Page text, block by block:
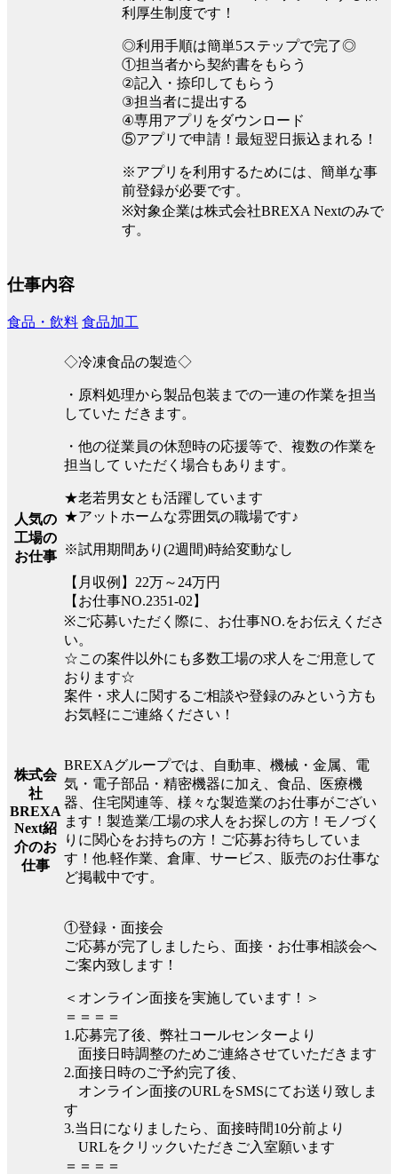
利厚生制度です！
◎利用手順は簡単5ステップで完了◎
①担当者から契約書をもらう
②記入・捺印してもらう
③担当者に提出する
④専用アプリをダウンロード
⑤アプリで申請！最短翌日振込まれる！
※アプリを利用するためには、簡単な事
前登録が必要です。
※対象企業は株式会社BREXA Nextのみで
す。
仕事内容
食品・飲料 食品加工
人気の
工場の
お仕事
◇冷凍食品の製造◇
・原料処理から製品包装までの一連の作業を担当
していた だきます。
・他の従業員の休憩時の応援等で、複数の作業を
担当して いただく場合もあります。
★老若男女とも活躍しています
★アットホームな雰囲気の職場です♪
※試用期間あり(2週間)時給変動なし
【月収例】22万～24万円
【お仕事NO.2351-02】
※ご応募いただく際に、お仕事NO.をお伝えくださ
い。
☆この案件以外にも多数工場の求人をご用意して
おります☆
案件・求人に関するご相談や登録のみという方も
お気軽にご連絡ください！
株式会
社
BREXA
Next紹
介のお
仕事
BREXAグループでは、自動車、機械・金属、電
気・電子部品・精密機器に加え、食品、医療機
器、住宅関連等、様々な製造業のお仕事がござい
ます！製造業/工場の求人をお探しの方！モノづく
りに関心をお持ちの方！ご応募お待ちしていま
す！他.軽作業、倉庫、サービス、販売のお仕事な
ど掲載中です。
①登録・面接会
ご応募が完了しましたら、面接・お仕事相談会へ
ご案内致します！
＜オンライン面接を実施しています！＞
＝＝＝＝
1.応募完了後、弊社コールセンターより
面接日時調整のためご連絡させていただきます
2.面接日時のご予約完了後、
オンライン面接のURLをSMSにてお送り致しま
す
3.当日になりましたら、面接時間10分前より
URLをクリックいただきご入室願います
＝＝＝＝